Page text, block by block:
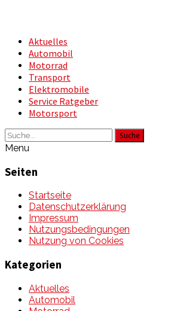
Aktuelles
Automobil
Motorrad
Transport
Elektromobile
Service Ratgeber
Motorsport
Suche
Menu
Seiten
Startseite
Datenschutzerklärung
Impressum
Nutzungsbedingungen
Nutzung von Cookies
Kategorien
Aktuelles
Automobil